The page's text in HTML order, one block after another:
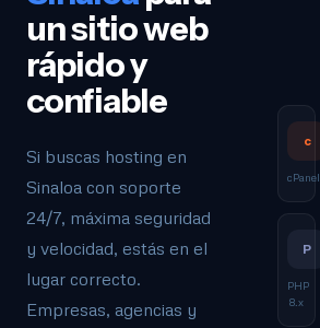
un sitio web
rápido y
confiable
Si buscas hosting en
Sinaloa con soporte
24/7, máxima seguridad
y velocidad, estás en el
lugar correcto.
Empresas, agencias y
c
cPanel
P
PHP
8.x